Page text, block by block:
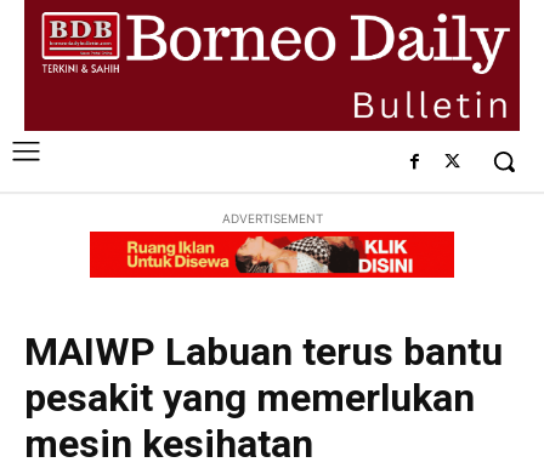
ADVERTISEMENT
MAIWP Labuan terus bantu
pesakit yang memerlukan
mesin kesihatan